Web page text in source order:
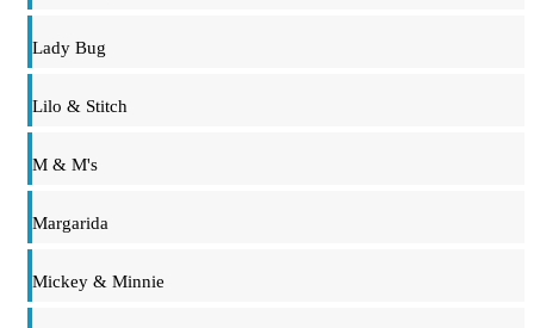
Lady Bug
Lilo & Stitch
M & M's
Margarida
Mickey & Minnie